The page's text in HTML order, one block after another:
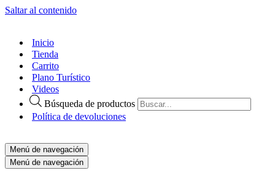
Saltar al contenido
Inicio
Tienda
Carrito
Plano Turístico
Videos
Búsqueda de productos
Política de devoluciones
Menú de navegación
Menú de navegación